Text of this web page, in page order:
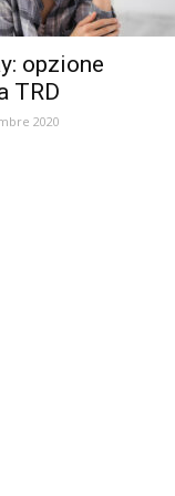
opzione
TRD
2020